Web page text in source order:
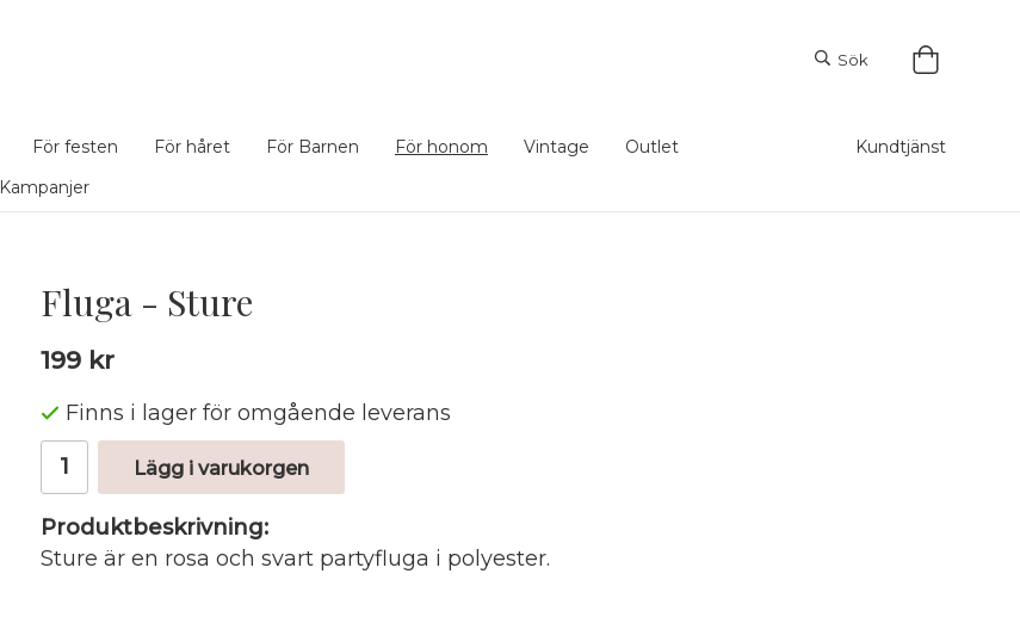
Sök
För festen För håret För Barnen För honom Vintage
Outlet
Kampanjer
Kundtjänst
Fluga - Sture
199 kr
Finns i lager för omgående leverans
Lägg i varukorgen
Produktbeskrivning:
Sture är en rosa och svart partyfluga i polyester.